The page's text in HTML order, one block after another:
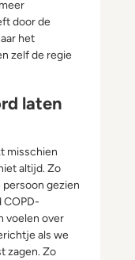
door de
het
zelf de regie
laten
misschien
altijd. Zo
persoon gezien
COPD-
voelen over
als we
zagen. Zo